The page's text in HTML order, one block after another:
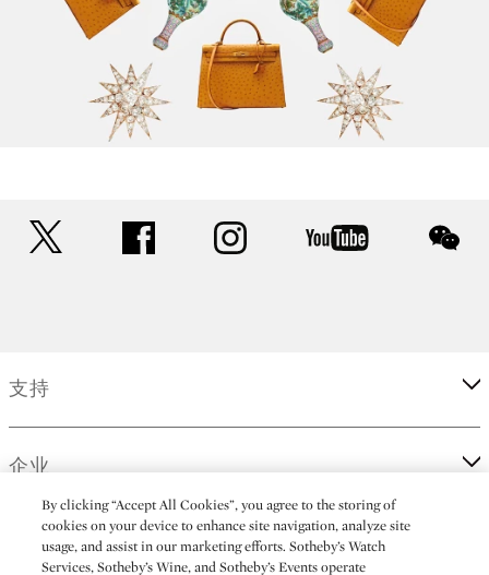
facebook instagram youtube
支持
企业
更多
By clicking “Accept All Cookies”, you agree to the storing of
cookies on your device to enhance site navigation, analyze site
usage, and assist in our marketing efforts. Sotheby’s Watch
Services, Sotheby’s Wine, and Sotheby’s Events operate